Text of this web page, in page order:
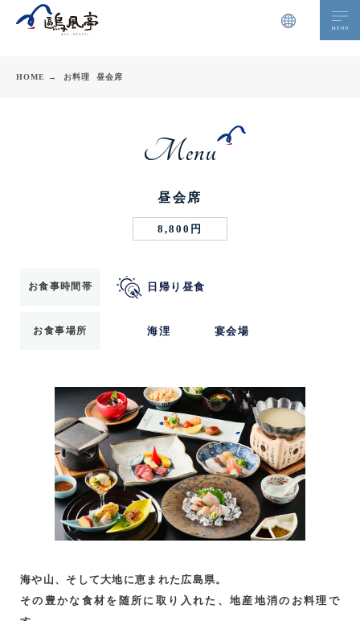
HOME → お料理 昼会席
Menu
昼会席
8,800円
お食事時間帯 日帰り昼食
お食事場所 海浬 宴会場
海や山、そして大地に恵まれた広島県。
その豊かな食材を随所に取り入れた、地産地消のお料理で